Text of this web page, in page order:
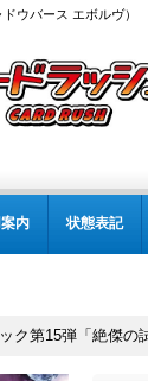
ドウバース エボルヴ）
内 状態表記
ク第15弾「絶傑の